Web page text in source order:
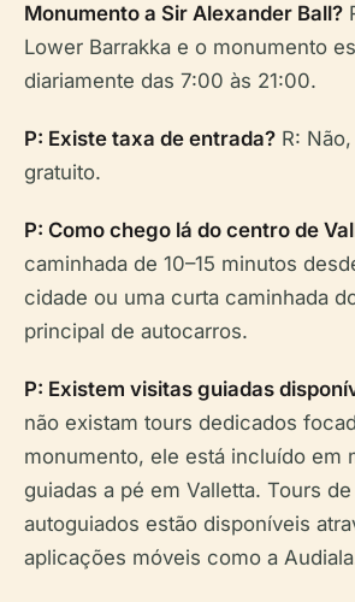
Monumento a Sir Alexander Ball?
Lower Barrakka e o monumento
diariamente das 7:00 às 21:00.
P: Existe taxa de entrada? R:
gratuito.
P: Como chego lá do centro de
caminhada de 10–15 minutos
cidade ou uma curta caminhada
principal de autocarros.
P: Existem visitas guiadas
não existam tours dedicados
monumento, ele está incluído em
guiadas a pé em Valletta. Tours
autoguiados estão disponíveis
aplicações móveis como a